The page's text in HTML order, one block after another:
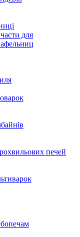
для
печей